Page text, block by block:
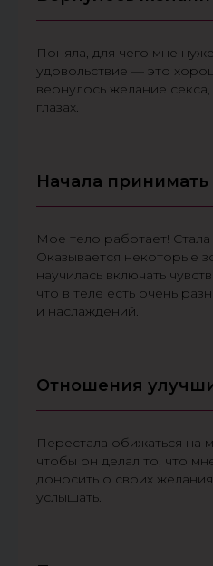
Поняла, для чего мне
удовольствие — это
вернулось желание
глазах.
Начала принимать
Мое тело работает! Стала
Оказывается некоторые
научилась включать
что в теле есть очень
и наслаждений.
Отношения
Перестала обижаться на
чтобы он делал то, что
доносить о своих
услышать.